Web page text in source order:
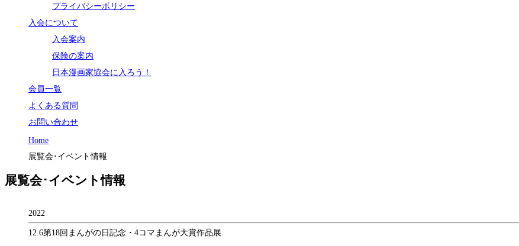
プライバシーポリシー
入会について
入会案内
保険の案内
日本漫画家協会に入ろう！
会員一覧
よくある質問
お問い合わせ
Home
展覧会･イベント情報
展覧会･イベント情報
2022
12.6第18回まんがの日記念・4コマまんが大賞作品展